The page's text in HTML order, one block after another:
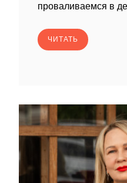
проваливаемся в
ЧИТАТЬ